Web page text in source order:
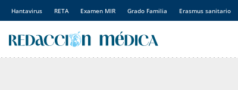
Hantavirus RETA Examen MIR Grado Familia Erasmus sanitario